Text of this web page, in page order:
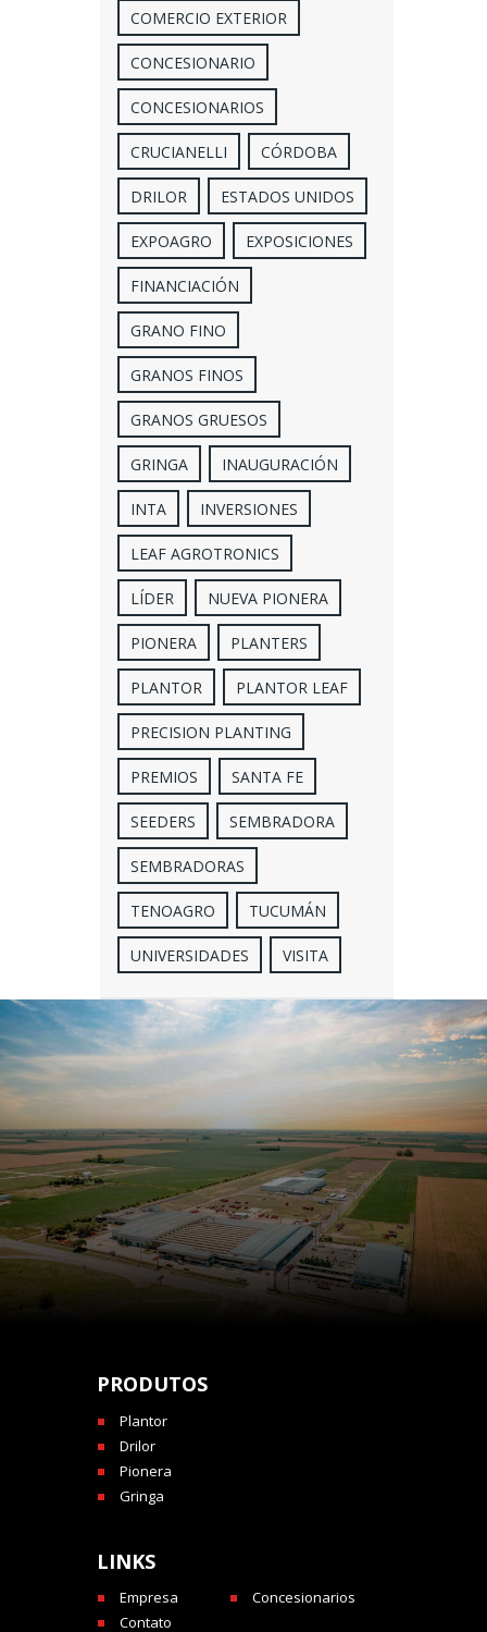
COMERCIO EXTERIOR
CONCESIONARIO
CONCESIONARIOS
CRUCIANELLI CÓRDOBA
DRILOR ESTADOS UNIDOS
EXPOAGRO EXPOSICIONES
FINANCIACIÓN
GRANO FINO
GRANOS FINOS
GRANOS GRUESOS
GRINGA INAUGURACIÓN
INTA INVERSIONES
LEAF AGROTRONICS
LÍDER NUEVA PIONERA
PIONERA PLANTERS
PLANTOR PLANTOR LEAF
PRECISION PLANTING
PREMIOS SANTA FE
SEEDERS SEMBRADORA
SEMBRADORAS
TENOAGRO TUCUMÁN
UNIVERSIDADES VISITA
PRODUTOS
Plantor
Drilor
Pionera
Gringa
LINKS
Empresa
Concesionarios
Contato